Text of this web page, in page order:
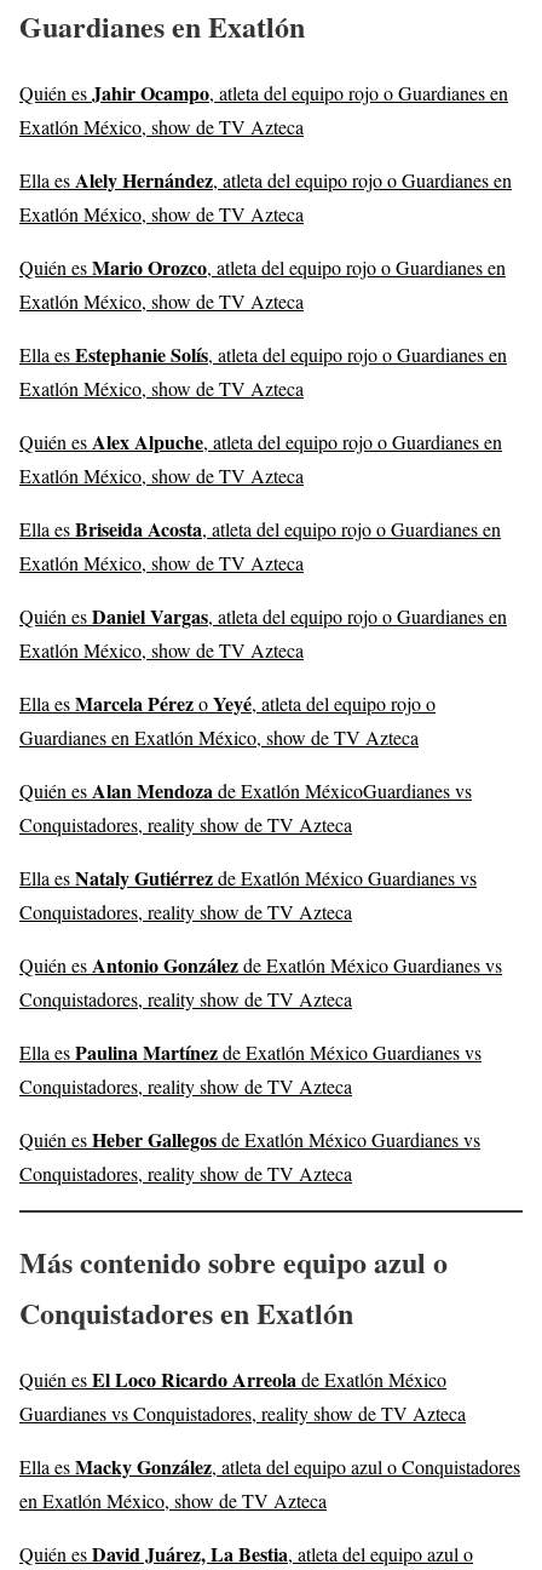
Guardianes en Exatlón
Quién esJahir Ocampo, atleta del equipo rojo o Guardianes en
Exatlón México, show de TV Azteca
Ella esAlely Hernández, atleta del equipo rojo o Guardianes en
Exatlón México, show de TV Azteca
Quién esMario Orozco, atleta del equipo rojo o Guardianes en
Exatlón México, show de TV Azteca
Ella esEstephanie Solís, atleta del equipo rojo o Guardianes en
Exatlón México, show de TV Azteca
Quién esAlex Alpuche, atleta del equipo rojo o Guardianes en
Exatlón México, show de TV Azteca
Ella esBriseida Acosta, atleta del equipo rojo o Guardianes en
Exatlón México, show de TV Azteca
Quién esDaniel Vargas, atleta del equipo rojo o Guardianes en
Exatlón México, show de TV Azteca
Ella esMarcela PérezoYeyé, atleta del equipo rojo o
Guardianes en Exatlón México, show de TV Azteca
Quién esAlan Mendozade Exatlón MéxicoGuardianes vs
Conquistadores, reality show de TV Azteca
Ella esNataly Gutiérrezde Exatlón México Guardianes vs
Conquistadores, reality show de TV Azteca
Quién esAntonio Gonzálezde Exatlón México Guardianes vs
Conquistadores, reality show de TV Azteca
Ella esPaulina Martínezde Exatlón México Guardianes vs
Conquistadores, reality show de TV Azteca
Quién esHeber Gallegosde Exatlón México Guardianes vs
Conquistadores, reality show de TV Azteca
Más contenido sobre equipo azul o
Conquistadores en Exatlón
Quién esEl Loco Ricardo Arreola de Exatlón México
Guardianes vs Conquistadores, reality show de TV Azteca
Ella esMacky González, atleta del equipo azul o Conquistadores
en Exatlón México, show de TV Azteca
Quién esDavid Juárez, La Bestia, atleta del equipo azul o